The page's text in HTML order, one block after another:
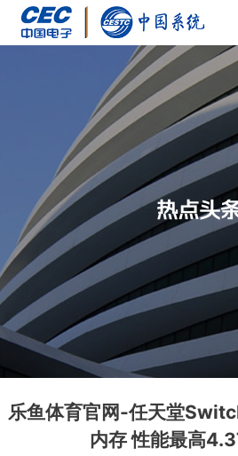
热点头
乐鱼体育官网-任天堂
内存 性能最高